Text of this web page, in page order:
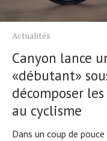
Actualités
Canyon lance
«débutant»
décomposer
au cyclisme
Dans un coup de